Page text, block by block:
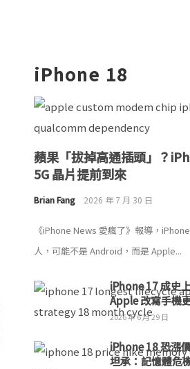
iPhone 18
蘋果「拔掉高通插頭」？
5G 晶片提前到來
Brian Fang 2026 年 7 月 30 日
《iPhone News 愛瘋了》報導，
人，可能不是 Android，而是 Apple...
iPhone 17 成史
Apple 改寫手機
2026 年 6 月 29 日
iPhone 18 恐漲
坦承：記憶體危